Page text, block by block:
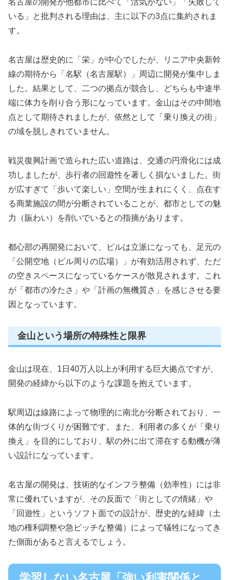
名古屋の開発が他都市に比べて「活気がない」「失敗して
いる」と批判される理由は、主に以下の3点に集約されま
す。
名古屋は歴史的に「栄」が中心でしたが、リニア中央新幹
線の期待から「名駅（名古屋駅）」周辺に開発が集中しま
した。結果として、二つの拠点が競合し、どちらも中途半
端に体力を削り合う形になっています。金山はその中間地
点として期待されましたが、依然として「乗り換えの街」
の域を脱しきれていません。
戦災復興計画で造られた広い道路は、交通の円滑化には成
功しましたが、歩行者の回遊性を著しく損ないました。街
が広すぎて「歩いて楽しい」空間が生まれにくく、点在す
る商業施設の間が分断されていることが、都市としての魅
力（賑わい）を削いでいるとの指摘があります。
都心部の再開発において、ビルは立派になっても、足元の
「公開空地（ビル周りの広場）」が有効活用されず、ただ
の空きスペースになっているケースが散見されます。これ
が「都市の冷たさ」や「計画の無機質さ」を感じさせる要
因となっています。
金山という場所の特殊性と限界
金山は現在、1日40万人以上が利用する巨大拠点ですが、
開発の経緯から以下のような課題を抱えています。
駅周辺は線路によって物理的に南北が分断されており、一
体的な街づくりが困難です。また、利用者の多くが「乗り
換え」を目的にしており、駅の外に出て滞在する動機が薄
い設計になっています。
名古屋の開発は、技術的なインフラ整備（効率性）には非
常に優れていますが、その反面で「街としての情緒」や
「回遊性」というソフト面での設計が、歴史的な経緯（土
地の権利調整や急ピッチな整備）によって犠牲になってき
た側面があると言えるでしょう。